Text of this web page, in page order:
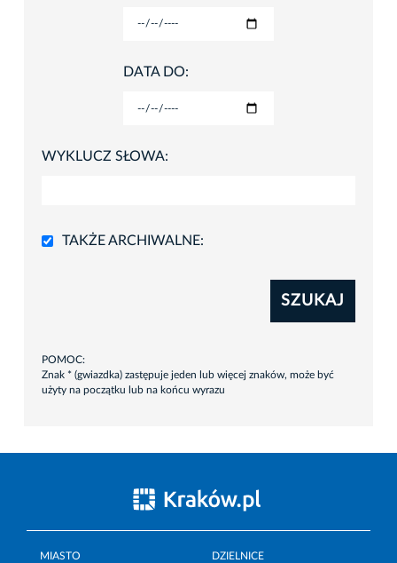
DATA DO:
WYKLUCZ SŁOWA:
TAKŻE ARCHIWALNE:
SZUKAJ
POMOC:
Znak * (gwiazdka) zastępuje jeden lub więcej znaków, może być
użyty na początku lub na końcu wyrazu
MIASTO DZIELNICE